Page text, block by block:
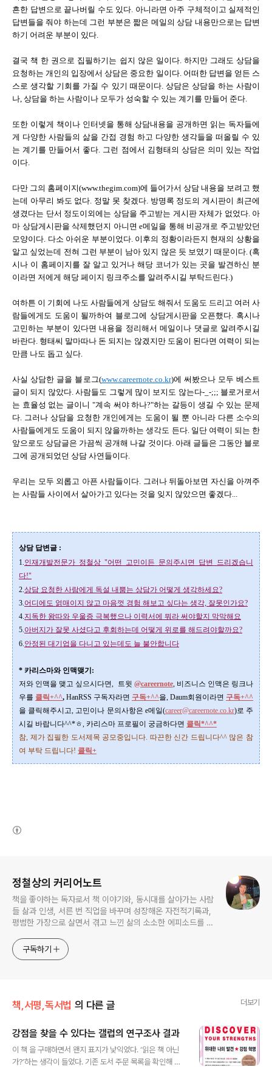
흔한 답변으로 끝나버릴 수도 있다. 아니라면 아주 구체적이고 실제적인
답변들을 줘야 하는데 그런 부분은 짧은 메일의 상담 내용만으로는 답변
하기 어려운 부분이 있다.
결국 책 한 권으로 집필하기는 쉽지 않은 일이다. 하지만 그래도 상담을
요청하는 개인의 입장에서 상담은 중요한 일이다. 어떠한 답변을 얻든 스
스로 생각할 기회를 가질 수 있기 때문이다. 상담은 상담을 하는 사람이
나, 상담을 하는 사람이나 모두가 성숙할 수 있는 계기를 만들어 준다.
또한 이렇게 책이나 인터넷을 통해 상담내용을 공개하면 읽는 독자들에
게 다양한 사람들의 삶을 간접 경험 하고 다양한 생각들을 떠올릴 수 있
는 계기를 만들어서 좋다. 그런 점에서 김형태의 상담은 의미 있는 작업
이다.
다만 그의 홈페이지(www.thegim.com)에 들어가서 상담 내용을 보려고 했
는데 아무리 봐도 없다. 정말 못 찾겠다. 방명록 정도의 게시판이 최근에
생겼다는 단서 정도이외에는 상담을 주고받는 게시판 자체가 없었다. 아
마 상담게시판을 삭제했던지 아니면 e메일을 통해 비공개로 주고받았던
모양이다. 다소 아쉬운 부분이었다. 이후의 정황이라든지 현재의 상황을
알고 싶었는데 전혀 그런 부분이 남아 있지 않은 듯 보였기 때문이다. (혹
시나 이 홈페이지를 잘 알고 있거나 해당 코너가 있는 곳을 발견하신 분
이라면 저에게 해당 페이지 링크주소를 알려주시길 부탁드린다.)
여하튼 이 기회에 나도 사람들에게 상담도 해줘서 도움도 드리고 여러 사
람들에게도 도움이 될까하여 블로그에 상담게시판을 오픈했다. 혹시나
고민하는 부분이 있다면 내용을 정리해서 메일이나 댓글로 알려주시길
바란다. 형태씨 말마따나 돈 되지는 않겠지만 도움이 된다면 여력이 되는
만큼 나도 돕고 싶다.
사실 상담한 글을 블로그(www.careernote.co.kr)에 써봤으나 모두 베스트
글이 되지 않았다. 사람들도 그렇게 많이 보지도 않는다-_-;;; 블로거로서
는 효율성 없는 글이니 "계속 써야 하나?"하는 갈등이 생길 수 있는 문제
다. 그러나 상담을 요청한 개인에게는 도움이 될 뿐 아니라 다른 소수의
사람들에게도 도움이 되지 않을까하는 생각도 든다. 일단 여력이 되는 한
앞으로도 상담글은 가끔씩 공개해 나갈 것이다. 아래 글들은 그동안 블로
그에 공개되었던 상담 사연들이다.
우리는 모두 외롭고 아픈 사람들이다. 그러나 뒤돌아보면 자신을 아껴주
는 사람들 사이에서 살아가고 있다는 것을 잊지 않았으면 좋겠다...
상담 답변글 :
1.인재개발전문가 정철상 "어떤 고민이든 문의주시면 답변 드리겠습니
다!"
2.상담 요청한 사람에게 독설 내뿜는 상담가 어떻게 생각하세요?
3.어디에도 얽매이지 않고 마음껏 경험 해보고 싶다는 생각, 잘못인가요?
4.지독한 왕따와 우울증 극복했으나 이력서에 뭐라 써야할지 막막해요
5.아버지가 잘못 사셨다고 후회하는데 어떻게 위로를 해드려야할까요?
6.안정된 대기업을 다니고 있는데도 늘 불안합니다
* 카리스마와 인맥맺기:
저와 인맥을 맺고 싶으시다면, 트윗 @careernote, 비즈니스 인맥은 링크나
우를 클릭+^^, HanRSS 구독자라면 구독+^^을, Daum회원이라면 구독+^^
을 클릭해주시고, 고민이나 문의사항은 e메일(career@careernote.co.kr)로 주
시길 바랍니다^^*ㅎ, 카리스마 프로필이 궁금하다면 클릭*^^*
참, 제가 집필한 도서제목 공모중입니다. 따끈한 신간 드립니다^^ 많은 참
여 부탁 드립니다! 클릭+
정철상의 커리어노트
책을 좋아하는 독자로서 책 이야기와, 동시대를 살아가는 사람
들 삶과 인생, 서른 번 직업을 바꾸며 성장해온 자전적기록과,
평범한 가장으로 살면서 겪고 느낀 삶의 소소한 에피소드를 전
고픈 커리어코치, 유튜브: 정교수의 인생수업
구독하기
책,서평,독서법 의 다른 글 더보기
강점을 찾을 수 있다는 갤럽의 연구조사 결과
이 책 을 구매하면서 왠지 표지가 낯익었다. ‘읽은 책 아닌
가?’하는 생각이 들었다. 기존 도서 주문 목록을 확인해 봐